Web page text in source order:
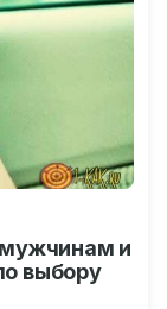
мужчинам и
выбору